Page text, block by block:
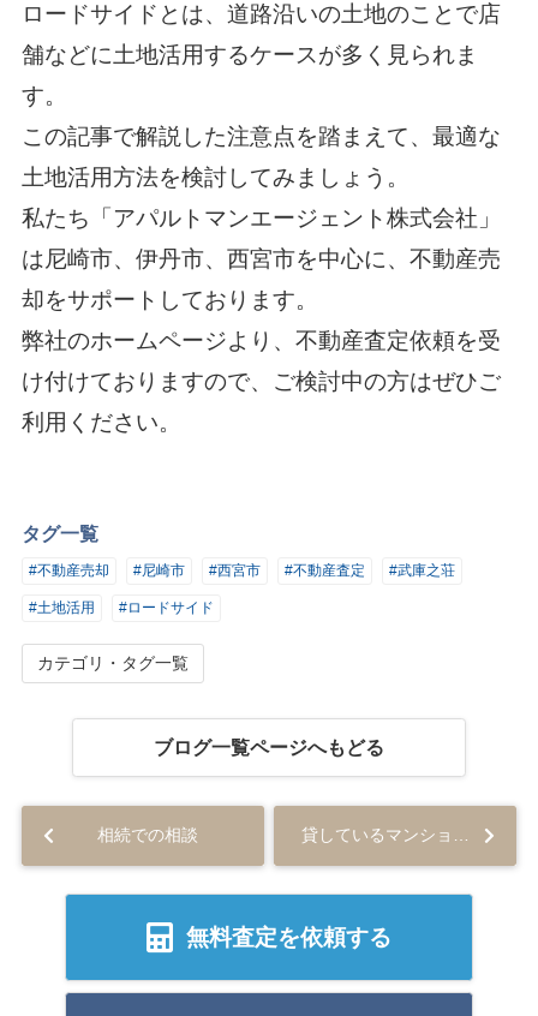
ロードサイドとは、道路沿いの土地のことで店
舗などに土地活用するケースが多く見られま
す。
この記事で解説した注意点を踏まえて、最適な
土地活用方法を検討してみましょう。
私たち「アパルトマンエージェント株式会社」
は尼崎市、伊丹市、西宮市を中心に、不動産売
却をサポートしております。
弊社のホームページより、不動産査定依頼を受
け付けておりますので、ご検討中の方はぜひご
利用ください。
タグ一覧
#不動産売却 #尼崎市 #西宮市 #不動産査定 #武庫之荘
#土地活用 #ロードサイド
カテゴリ・タグ一覧
ブログ一覧ページへもどる
相続での相談 貸しているマンションの売却
無料査定を依頼する